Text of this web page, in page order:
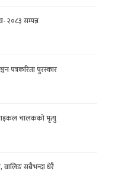
२०८३ सम्पन्न
पत्रकरिता पुरस्कार
चालकको मृत्यु
सबैभन्दा धेरै